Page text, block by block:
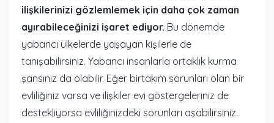
ilişkilerinizi gözlemlemek için daha çok zaman
ayırabileceğinizi işaret ediyor. Bu dönemde
yabancı ülkelerde yaşayan kişilerle de
tanışabilirsiniz. Yabancı insanlarla ortaklık kurma
şansınız da olabilir. Eğer birtakım sorunları olan bir
evliliğiniz varsa ve ilişkiler evi göstergeleriniz de
destekliyorsa evliliğinizdeki sorunları aşabilirsiniz.